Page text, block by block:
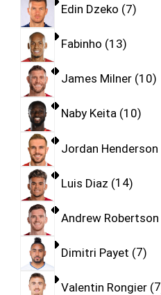
Edin Dzeko 7
Fabinho 13
James Milner 10
Naby Keita 10
Jordan Henderson
Luis Diaz 14
Andrew Robertson
Dimitri Payet 7
Valentin Rongier 7